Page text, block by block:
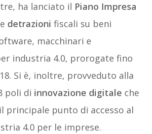
ha lanciato il Piano Impresa
detrazioni fiscali su beni
macchinari e
industria 4.0, prorogate fino
Si è, inoltre, provveduto alla
poli di innovazione digitale che
principale punto di accesso al
4.0 per le imprese.